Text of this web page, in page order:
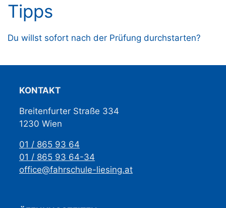
Tipps
Du willst sofort nach der Prüfung durchstarten?
KONTAKT
Breitenfurter Straße 334
1230 Wien
01 / 865 93 64
01 / 865 93 64-34
office@fahrschule-liesing.at